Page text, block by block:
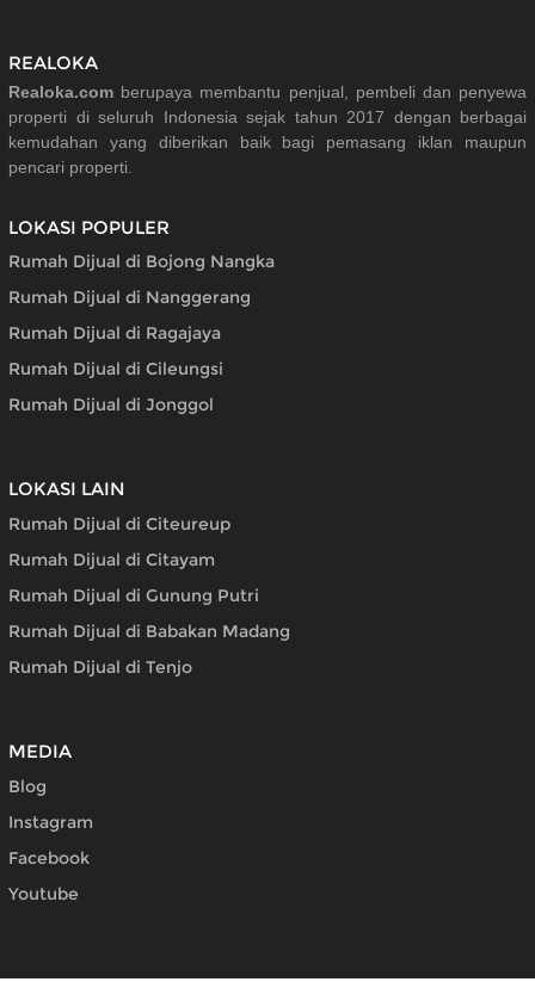
REALOKA
Realoka.com berupaya membantu penjual, pembeli dan penyewa
properti di seluruh Indonesia sejak tahun 2017 dengan berbagai
kemudahan yang diberikan baik bagi pemasang iklan maupun
pencari properti.
LOKASI POPULER
Rumah Dijual di Bojong Nangka
Rumah Dijual di Nanggerang
Rumah Dijual di Ragajaya
Rumah Dijual di Cileungsi
Rumah Dijual di Jonggol
LOKASI LAIN
Rumah Dijual di Citeureup
Rumah Dijual di Citayam
Rumah Dijual di Gunung Putri
Rumah Dijual di Babakan Madang
Rumah Dijual di Tenjo
MEDIA
Blog
Instagram
Facebook
Youtube